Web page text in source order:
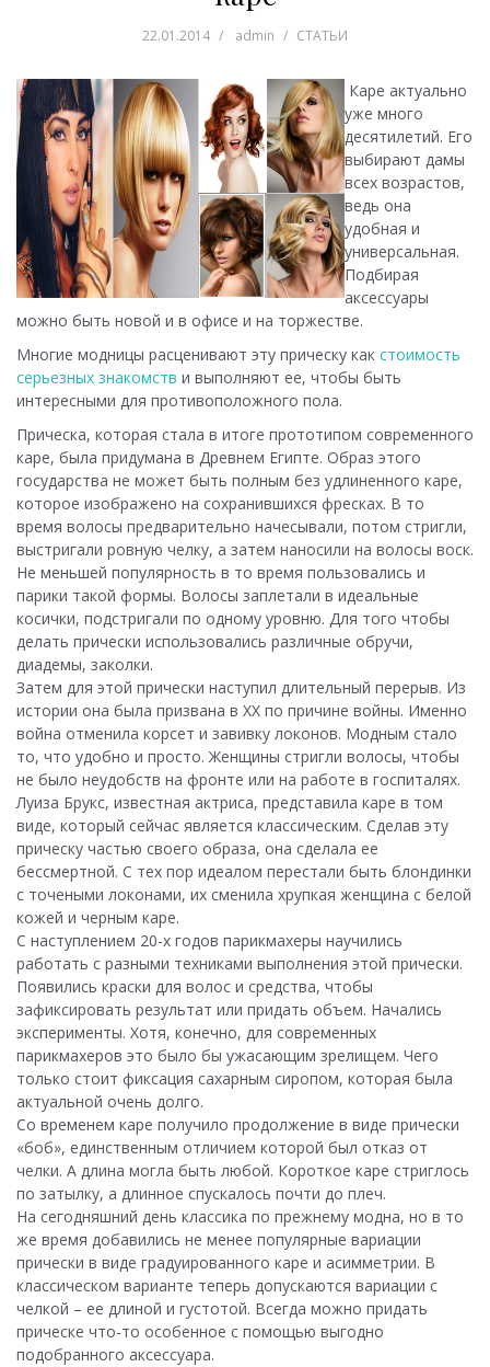
22.01.2014 admin СТАТЬИ
Каре актуально
уже много
десятилетий. Его
выбирают дамы
всех возрастов,
ведь она
удобная и
универсальная.
Подбирая
аксессуары
можно быть новой и в офисе и на торжестве.
Многие модницы расценивают эту прическу как стоимость
серьезных знакомств и выполняют ее, чтобы быть
интересными для противоположного пола.
Прическа, которая стала в итоге прототипом современного
каре, была придумана в Древнем Египте. Образ этого
государства не может быть полным без удлиненного каре,
которое изображено на сохранившихся фресках. В то
время волосы предварительно начесывали, потом стригли,
выстригали ровную челку, а затем наносили на волосы воск.
Не меньшей популярность в то время пользовались и
парики такой формы. Волосы заплетали в идеальные
косички, подстригали по одному уровню. Для того чтобы
делать прически использовались различные обручи,
диадемы, заколки.
Затем для этой прически наступил длительный перерыв. Из
истории она была призвана в ХХ по причине войны. Именно
война отменила корсет и завивку локонов. Модным стало
то, что удобно и просто. Женщины стригли волосы, чтобы
не было неудобств на фронте или на работе в госпиталях.
Луиза Брукс, известная актриса, представила каре в том
виде, который сейчас является классическим. Сделав эту
прическу частью своего образа, она сделала ее
бессмертной. С тех пор идеалом перестали быть блондинки
с точеными локонами, их сменила хрупкая женщина с белой
кожей и черным каре.
С наступлением 20-х годов парикмахеры научились
работать с разными техниками выполнения этой прически.
Появились краски для волос и средства, чтобы
зафиксировать результат или придать объем. Начались
эксперименты. Хотя, конечно, для современных
парикмахеров это было бы ужасающим зрелищем. Чего
только стоит фиксация сахарным сиропом, которая была
актуальной очень долго.
Со временем каре получило продолжение в виде прически
«боб», единственным отличием которой был отказ от
челки. А длина могла быть любой. Короткое каре стриглось
по затылку, а длинное спускалось почти до плеч.
На сегодняшний день классика по прежнему модна, но в то
же время добавились не менее популярные вариации
прически в виде градуированного каре и асимметрии. В
классическом варианте теперь допускаются вариации с
челкой – ее длиной и густотой. Всегда можно придать
прическе что-то особенное с помощью выгодно
подобранного аксессуара.